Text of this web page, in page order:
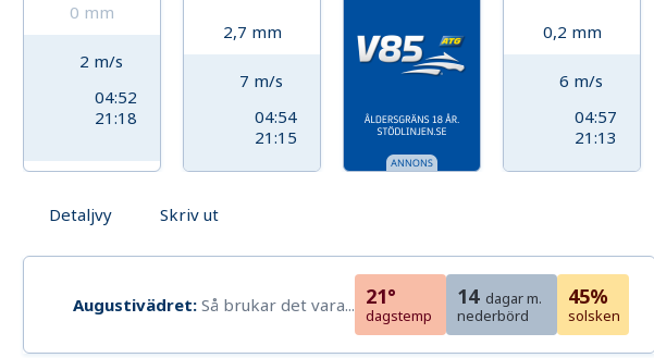
0 mm
2 m/s
04:52
21:18
2,7 mm
7 m/s
04:54
21:15
0,2 mm
6 m/s
04:57
21:13
Detaljvy Skriv ut
Augustivädret: Så brukar det vara... 21°
dagstemp
14 dagar m.
nederbörd
45%
solsken